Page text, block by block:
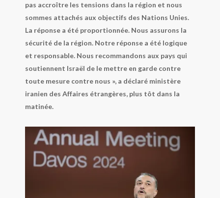
pas accroître les tensions dans la région et nous
sommes attachés aux objectifs des Nations Unies.
La réponse a été proportionnée. Nous assurons la
sécurité de la région. Notre réponse a été logique
et responsable. Nous recommandons aux pays qui
soutiennent Israël de le mettre en garde contre
toute mesure contre nous », a déclaré ministère
iranien des Affaires étrangères, plus tôt dans la
matinée.